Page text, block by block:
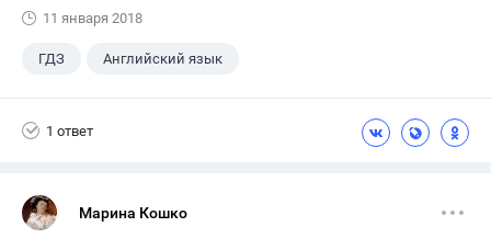
11 января 2018
ГДЗ Английский язык
1 ответ
Марина Кошко